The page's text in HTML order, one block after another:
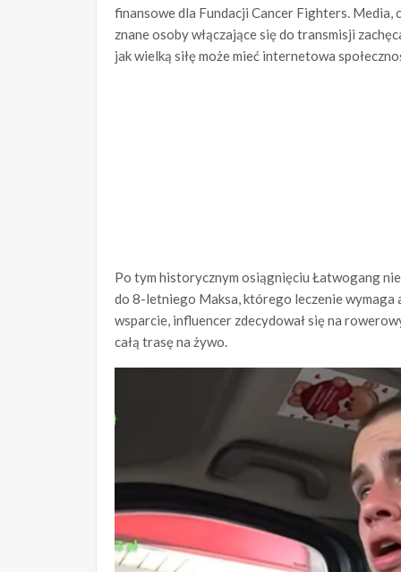
finansowe dla Fundacji Cancer Fighters.
znane osoby włączające się do transmisji
jak wielką siłę może mieć internetowa
Po tym historycznym osiągnięciu Łatwogang
do 8-letniego Maksa, którego leczenie wymaga
wsparcie, influencer zdecydował się na
całą trasę na żywo.